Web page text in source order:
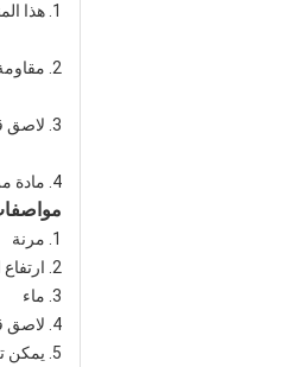
1. هذا المنتج لدينا شهادة المملكة المتحدة ECE ، الولايات المتحدة الأمريكية DOT-C2
2. مقاومة الطقس الجيد
3. لاصق قوي للعصا على مواد مختلفة ، المعادن ، البلاستيك ، الخشب الخ.
4. مادة مرنة سهلة للعصا
1. مرنة
2. ارتفاع الرجعية انعكاس
3. ماء
4. لاصق قوي (PSA)
5. يمكن تلبية ASTM ، معيار EC